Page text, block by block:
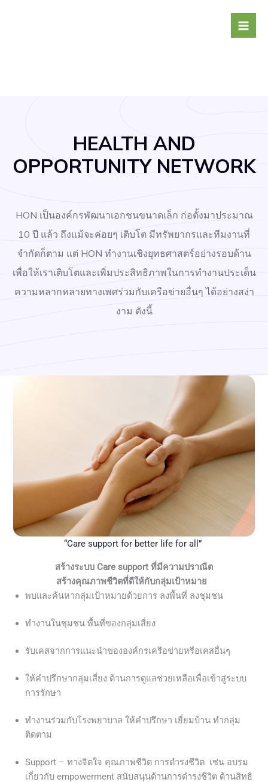
HEALTH AND
OPPORTUNITY NETWORK
HON เป็นองค์กรพัฒนาเอกชนขนาดเล็ก ก่อตั้งมาประมาณ
10 ปี แล้ว ถึงแม้จะค่อยๆ เติบโต มีทรัพยากรและทีมงานที่
จำกัดก็ตาม แต่ HON ทำงานเชิงยุทธศาสตร์อย่างรอบด้าน
เพื่อให้เราเติบโตและเพิ่มประสิทธิภาพในการทำงานประเด็น
ความหลากหลายทางเพศร่วมกับเครือข่ายอื่นๆ ได้อย่างสง่า
งาม ดังนี้
“Care support for better life for all”
สร้างระบบ Care support ที่มีความปราณีต
สร้างคุณภาพชีวิตที่ดีให้กับกลุ่มเป้าหมาย
พบและค้นหากลุ่มเป้าหมายด้วยการ ลงพื้นที่ ลงชุมชน
ทำงานในชุมชน พื้นที่ของกลุ่มเสี่ยง
รับเคสจากการแนะนำขององค์กรเครือข่ายหรือเคสอื่นๆ
ให้คำปรึกษากลุ่มเสี่ยง ด้านการดูแลช่วยเหลือเพื่อเข้าสู่ระบบ
การรักษา
ทำงานร่วมกับโรงพยาบาล ให้คำปรึกษา เยี่ยมบ้าน ทำกลุ่ม
ติดตาม
Support – ทางจิตใจ คุณภาพชีวิต การดำรงชีวิต เช่น อบรม
เกี่ยวกับ empowerment สนับสนุนด้านการดำรงชีวิต ด้านสิทธิ